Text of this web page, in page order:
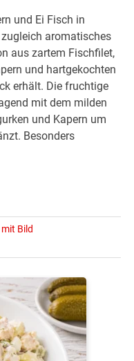
und Ei Fisch in
aromatisches
aus zartem Fischfilet,
und hartgekochten
erhält. Die fruchtige
mit dem milden
und Kapern um
Besonders
mit Bild